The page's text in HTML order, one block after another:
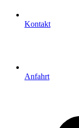
Kontakt
Anfahrt